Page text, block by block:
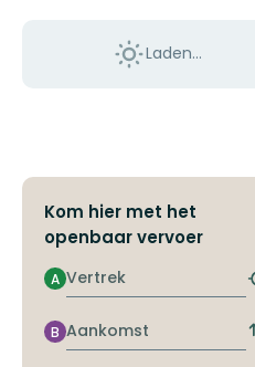
Laden…
Kom hier met het
openbaar vervoer
Vertrek
A
Aankomst
B